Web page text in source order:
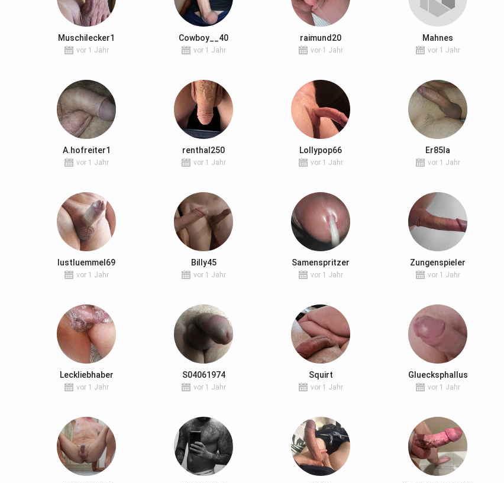
Muschilecker1
vor 1 Jahr
Cowboy__40
vor 1 Jahr
raimund20
vor 1 Jahr
Mahnes
vor 1 Jahr
A.hofreiter1
vor 1 Jahr
renthal250
vor 1 Jahr
Lollypop66
vor 1 Jahr
Er85la
vor 1 Jahr
lustluemmel69
vor 1 Jahr
Billy45
vor 1 Jahr
Samenspritzer
vor 1 Jahr
Zungenspieler
vor 1 Jahr
Leckliebhaber
vor 1 Jahr
S04061974
vor 1 Jahr
Squirt
vor 1 Jahr
Gluecksphallus
vor 1 Jahr